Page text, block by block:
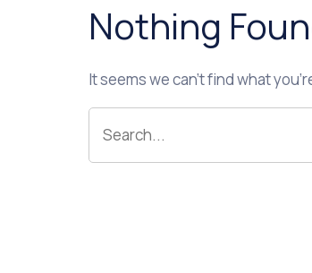
Nothing
It seems we can’t find what